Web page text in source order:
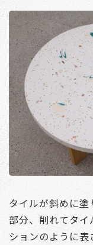
タイルが斜めに
部分、削れてタ
ションのように表